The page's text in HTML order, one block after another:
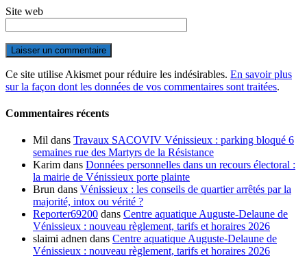
Site web
Ce site utilise Akismet pour réduire les indésirables. En savoir plus
sur la façon dont les données de vos commentaires sont traitées.
Commentaires récents
Mil dans Travaux SACOVIV Vénissieux : parking bloqué 6
semaines rue des Martyrs de la Résistance
Karim dans Données personnelles dans un recours électoral :
la mairie de Vénissieux porte plainte
Brun dans Vénissieux : les conseils de quartier arrêtés par la
majorité, intox ou vérité ?
Reporter69200 dans Centre aquatique Auguste-Delaune de
Vénissieux : nouveau règlement, tarifs et horaires 2026
slaimi adnen dans Centre aquatique Auguste-Delaune de
Vénissieux : nouveau règlement, tarifs et horaires 2026